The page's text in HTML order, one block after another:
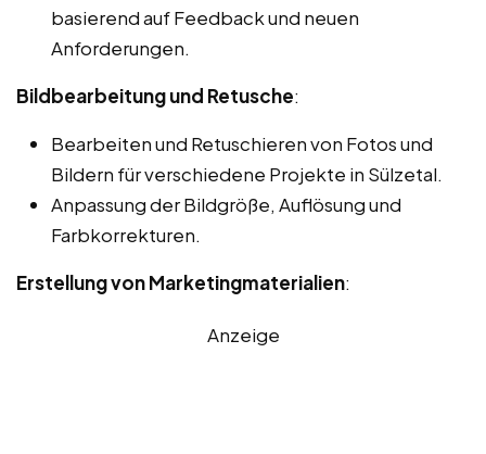
basierend auf Feedback und neuen
Anforderungen.
Bildbearbeitung und Retusche:
Bearbeiten und Retuschieren von Fotos und
Bildern für verschiedene Projekte in Sülzetal.
Anpassung der Bildgröße, Auflösung und
Farbkorrekturen.
Erstellung von Marketingmaterialien:
Anzeige